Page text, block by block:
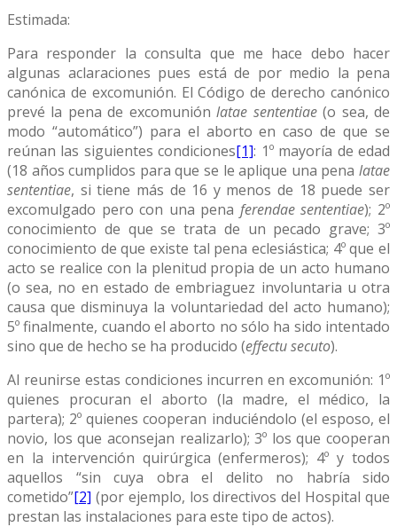
Estimada:
Para responder la consulta que me hace debo hacer
algunas aclaraciones pues está de por medio la pena
canónica de excomunión. El Código de derecho canónico
prevé la pena de excomuniónlatae sententiae(o sea, de
modo “automático”) para el aborto en caso de que se
reúnan las siguientes condiciones[1]: 1º mayoría de edad
(18 años cumplidos para que se le aplique una pena latae
sententiae, si tiene más de 16 y menos de 18 puede ser
excomulgado pero con una pena ferendae sententiae); 2º
conocimiento de que se trata de un pecado grave; 3º
conocimiento de que existe tal pena eclesiástica; 4º que el
acto se realice con la plenitud propia de un acto humano
(o sea, no en estado de embriaguez involuntaria u otra
causa que disminuya la voluntariedad del acto humano);
5º finalmente, cuando el aborto no sólo ha sido intentado
sino que de hecho se ha producido (effectu secuto).
Al reunirse estas condiciones incurren en excomunión: 1º
quienes procuran el aborto (la madre, el médico, la
partera); 2º quienes cooperan induciéndolo (el esposo, el
novio, los que aconsejan realizarlo); 3º los que cooperan
en la intervención quirúrgica (enfermeros); 4º y todos
aquellos “sin cuya obra el delito no habría sido
cometido”[2] (por ejemplo, los directivos del Hospital que
prestan las instalaciones para este tipo de actos).